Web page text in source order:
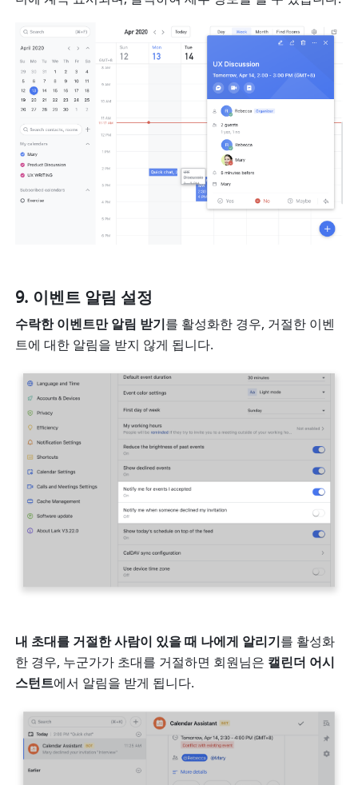
이벤트 알림 설정
수락한 이벤트만 알림 받기를 활성화한 경우, 거절한 이벤
트에 대한 알림을 받지 않게 됩니다.
내 초대를 거절한 사람이 있을 때 나에게 알리기를 활성화
한 경우, 누군가가 초대를 거절하면 회원님은 캘린더 어시
스턴트에서 알림을 받게 됩니다.